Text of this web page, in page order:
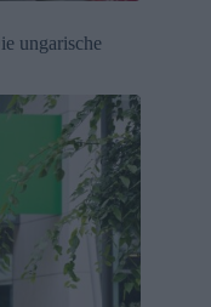
ungarische